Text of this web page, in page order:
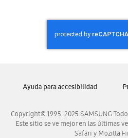
Samsung
Samsung
Samsung
Samsung
Copyright© 1995-2025 SAMSUNG
Este sitio se ve mejor en las últimas
Safari y Mozilla
Ayuda para accesibilidad